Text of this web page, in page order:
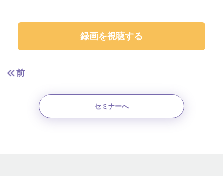
前
セミナーへ